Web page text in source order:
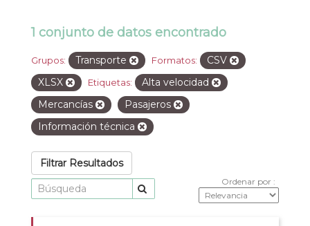
1 conjunto de datos encontrado
Grupos: Transporte Formatos:
CSV
XLSX
Etiquetas:
Alta velocidad
Mercancías
Pasajeros
Información técnica
Filtrar Resultados
Ordenar por